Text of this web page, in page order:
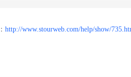
http://www.stourweb.com/help/show/